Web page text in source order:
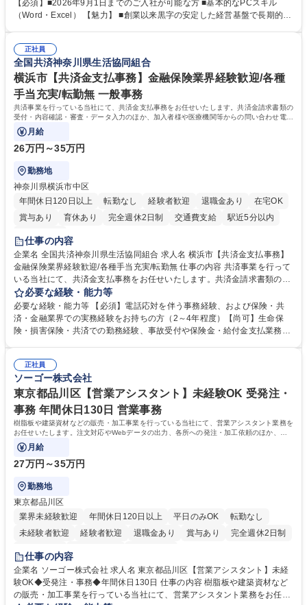
話・来客対応 ■物件の鍵や社内の備品管理 ■データ入力や書類作成 ■契約
【必須】■2026年9月1日までのご入社が可能な方 ■基本的なPCスキル
（Word・Excel） 【魅力】 ■創業以来黒字の安定した経営基盤で長期的に
のOJTで業務を習得可能、未経験でもしっかりサポート 学歴・資格 学
歴：大学院 大学 高専 短大 語学力： 資格：
正社員
全国共済神奈川県生活協同組合
横浜市【共済金支払事務】金融保険業界経験歓迎/各種
手当充実/転勤無 一般事務
共済事業を行っている当社にて、共済金支払事務をお任せいたします。共済金請求書類の
受付・内容確認・審査・データ入力のほか、加入者様や医療機関等からの問い合わせ電話
対応や書類発送等を担当します。
月給
26万円～35万円
勤務地
神奈川県横浜市中区
年間休日120日以上
転勤なし 経験者歓迎 退職金あり
在宅OK
賞与あり
育休あり 完全週休2日制 交通費支給
駅近5分以内
土日祝休み
仕事の内容
企業名 全国共済神奈川県生活協同組合 求人名 横浜市【共済金支払事務】
金融保険業界経験歓迎/各種手当充実/転勤無 仕事の内容 共済事業を行って
いる当社にて、共済金支払事務をお任せいたします。共済金請求書類の受
付・内容確認・審査・データ入力のほか、加入者様や医療機関等からの問
い合わせ電話対応や書類発送等を担当します。 ■共済金請求書類の受付、
内容確認、および共済金支払に関する審査・事務処理業務全般を担当 ■専
用システムへのデータ入力、各種必要書類の作成・発送作業 ■加入者様や
指定する業務 募集職種 横浜市【共済金支払事務】金融保険業界経験歓迎/
各種手当充実/転勤無
必要な経験・能力等
必要な経験・能力等 【必須】電話応対を伴う事務経験、および保険・共
済・金融業界での実務経験をお持ちの方（2～4年程度）【尚可】生命保
険・損害保険・共済での勤務経験、事故受付や保険金・給付金支払業務経
務へのキャリアチェンジ希望者も大歓迎です！ 学歴・資格 学歴：大学院
大学 高専 短大 専修学校 高校 語学力： 資格：
正社員
ソーゴー株式会社
東京都品川区【営業アシスタント】未経験OK 受発注・
事務 年間休日130日 営業事務
樹脂板や建築資材などの販売・加工事業を行っている当社にて、営業アシスタント業務を
お任せいたします。注文対応やWebデータの出力、各所への発注・加工依頼のほか、電
話・メール対応等の事務業務を担当します。
月給
27万円～35万円
勤務地
東京都品川区
業界未経験歓迎
年間休日120日以上 平日のみOK
転勤なし
未経験者歓迎
経験者歓迎 退職金あり 賞与あり
完全週休2日制
交通費支給
仕事の内容
企業名 ソーゴー株式会社 求人名 東京都品川区【営業アシスタント】未経
験OK◆受発注・事務◆年間休日130日 仕事の内容 樹脂板や建築資材など
の販売・加工事業を行っている当社にて、営業アシスタント業務をお任せ